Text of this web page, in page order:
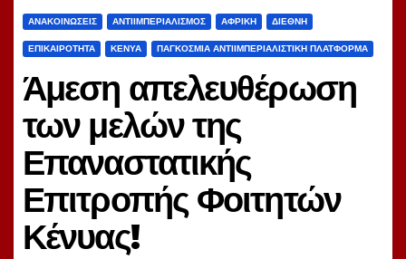
ΑΝΑΚΟΙΝΏΣΕΙΣ ΑΝΤΙΙΜΠΕΡΙΑΛΙΣΜΌΣ ΑΦΡΙΚΉ ΔΙΕΘΝΉ
ΕΠΙΚΑΙΡΌΤΗΤΑ ΚΈΝΥΑ ΠΑΓΚΌΣΜΙΑ ΑΝΤΙΙΜΠΕΡΙΑΛΙΣΤΙΚΉ ΠΛΑΤΦΌΡΜΑ
Άμεση απελευθέρωση
των μελών της
Επαναστατικής
Επιτροπής Φοιτητών
Κένυας!